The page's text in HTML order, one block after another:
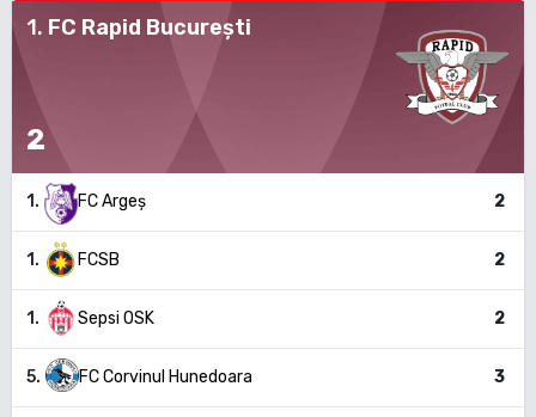
1. FC Rapid București
2
1 . FC Argeș 2
1 . FCSB 2
1 . Sepsi OSK 2
5. FC Corvinul Hunedoara 3